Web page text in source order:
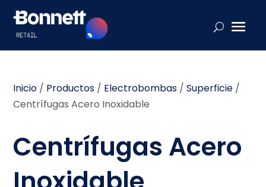
Inicio / Productos / Electrobombas /Superficie /
Centrífugas Acero Inoxidable
Centrífugas Acero